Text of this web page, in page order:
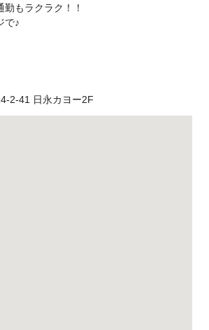
もラクラク！！
で♪
2-41 日永カヨー2F